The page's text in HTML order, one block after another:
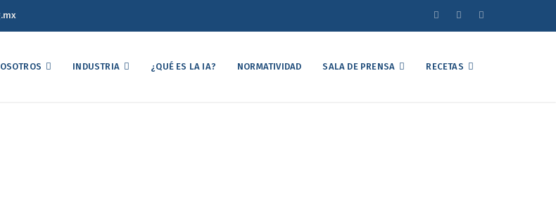
INDUSTRIA ¿QUÉ ES LA IA? NORMATIVIDAD SALA DE PRENSA RECETAS